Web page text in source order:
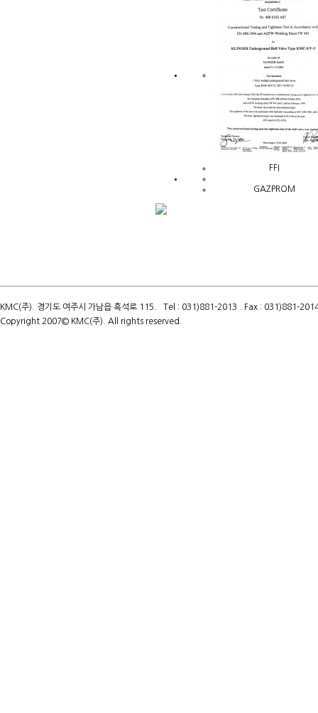
FFI
GAZPROM
KMC(주). 경기도 여주시 가남읍 흑석로 115. Tel : 031)881-2013 . Fax : 031)881-
Copyright 2007© KMC(주). All rights reserved.